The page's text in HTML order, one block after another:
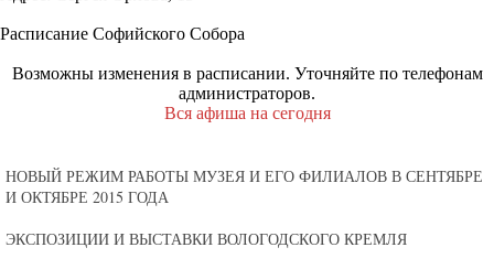
Расписание Софийского Собора
Возможны изменения в расписании. Уточняйте по телефонам
администраторов.
Вся афиша на сегодня
НОВЫЙ РЕЖИМ РАБОТЫ МУЗЕЯ И ЕГО ФИЛИАЛОВ В СЕНТЯБРЕ
И ОКТЯБРЕ 2015 ГОДА
ЭКСПОЗИЦИИ И ВЫСТАВКИ ВОЛОГОДСКОГО КРЕМЛЯ